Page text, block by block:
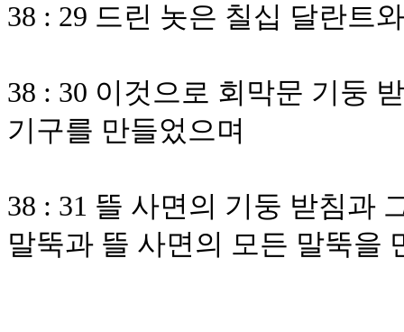
38 : 29 드린 놋은 칠십 달란트
38 : 30 이것으로 회막문 기둥
기구를 만들었으며
38 : 31 뜰 사면의 기둥 받침과
말뚝과 뜰 사면의 모든 말뚝을